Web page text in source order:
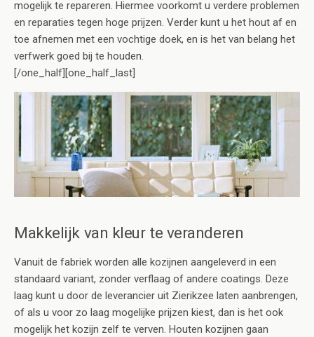
mogelijk te repareren. Hiermee voorkomt u verdere problemen
en reparaties tegen hoge prijzen. Verder kunt u het hout af en
toe afnemen met een vochtige doek, en is het van belang het
verfwerk goed bij te houden.
[/one_half][one_half_last]
Makkelijk van kleur te veranderen
Vanuit de fabriek worden alle kozijnen aangeleverd in een
standaard variant, zonder verflaag of andere coatings. Deze
laag kunt u door de leverancier uit Zierikzee laten aanbrengen,
of als u voor zo laag mogelijke prijzen kiest, dan is het ook
mogelijk het kozijn zelf te verven. Houten kozijnen gaan